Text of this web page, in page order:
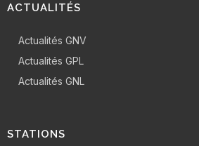
ACTUALITÉS
Actualités GNV
Actualités GPL
Actualités GNL
STATIONS